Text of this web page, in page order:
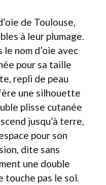
de Toulouse,
à leur plumage.
le nom d’oie avec
pour sa taille
repli de peau
une silhouette
plisse cutanée
jusqu’à terre,
pour son
dite sans
une double
touche pas le sol.